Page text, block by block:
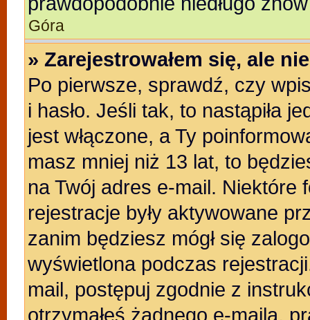
Góra
» Zarejestrowałem się, ale
Po pierwsze, sprawdź, czy
i hasło. Jeśli tak, to nastąpiła
jest włączone, a Ty
masz mniej niż 13 lat, to
na Twój adres e-mail. Niektóre
rejestracje były aktywowane
zanim będziesz mógł się
wyświetlona podczas
mail, postępuj zgodnie z
otrzymałeś żadnego e-maila,